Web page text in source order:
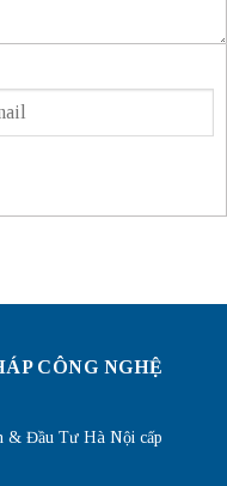
CÔNG NGHỆ
& Đầu Tư Hà Nội cấp